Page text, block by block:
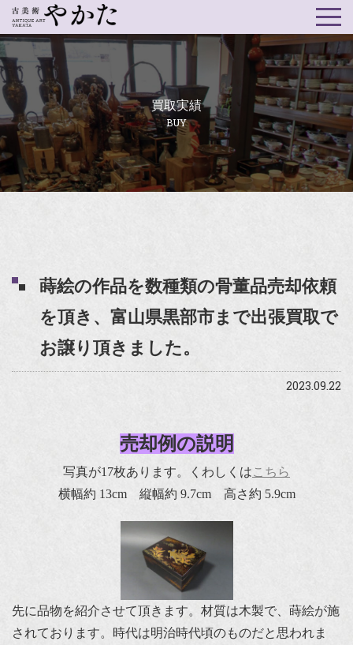
買取実績
BUY
蒔絵の作品を数種類の骨董品売却依頼
を頂き、富山県黒部市まで出張買取で
お譲り頂きました。
2023.09.22
売却例の説明
写真が17枚あります。くわしくはこちら
横幅約 13cm 縦幅約 9.7cm 高さ約 5.9cm
先に品物を紹介させて頂きます。材質は木製で、蒔絵が施
されております。時代は明治時代頃のものだと思われま